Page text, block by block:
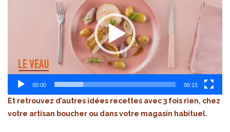
00:00 00:15
Et retrouvez d’autres idées recettes avec 3 fois rien, chez
votre artisan boucher ou dans votre magasin habituel.